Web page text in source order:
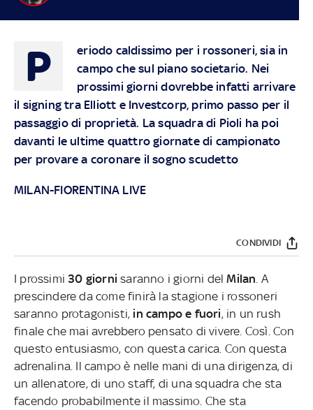
P
eriodo caldissimo per i rossoneri, sia in
campo che sul piano societario. Nei
prossimi giorni dovrebbe infatti arrivare
il signing tra Elliott e Investcorp, primo passo per il
passaggio di proprietà. La squadra di Pioli ha poi
davanti le ultime quattro giornate di campionato
per provare a coronare il sogno scudetto
MILAN-FIORENTINA LIVE
CONDIVIDI
I prossimi30 giorni saranno i giorni delMilan . A
prescindere da come finirà la stagione i rossoneri
saranno protagonisti, in campo e fuori, in un rush
finale che mai avrebbero pensato di vivere. Così. Con
questo entusiasmo, con questa carica. Con questa
adrenalina. Il campo è nelle mani di una dirigenza, di
un allenatore, di uno staff, di una squadra che sta
facendo probabilmente il massimo. Che sta